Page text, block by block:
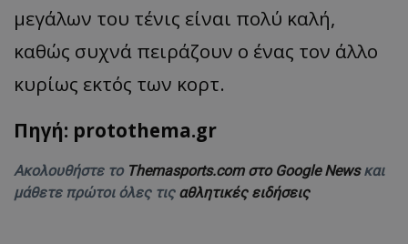
μεγάλων του τένις είναι πολύ καλή,
καθώς συχνά πειράζουν ο ένας τον άλλο
κυρίως εκτός των κορτ.
Πηγή: protothema.gr
Ακολουθήστε το Themasports.com στο Google Newsκαι
μάθετε πρώτοι όλες τις αθλητικές ειδήσεις